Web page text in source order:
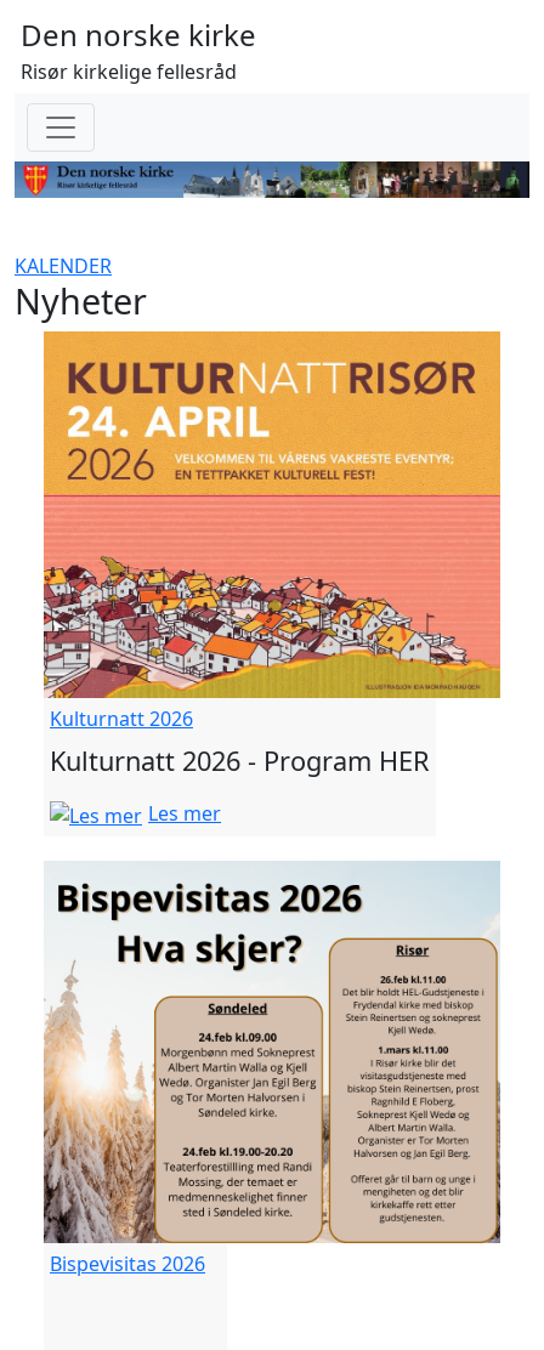
Den norske kirke
Risør kirkelige fellesråd
KALENDER
Nyheter
Kulturnatt 2026
Kulturnatt 2026 - Program HER
Les mer
Bispevisitas 2026